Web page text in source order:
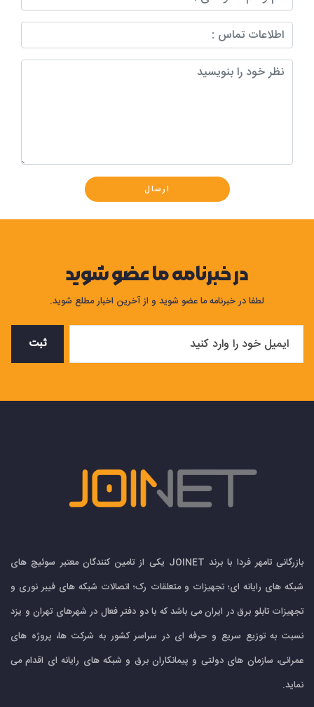
ارسال
در خبرنامه ما عضو شوید
لطفا در خبرنامه ما عضو شوید و از آخرین اخبار مطلع شوید.
ثبت
بازرگانی تامهر فردا با برند JOINET یکی از تامین کنندگان معتبر سوئیچ های
شبکه های رایانه ای؛ تجهیزات و متعلقات رک؛ اتصالات شبکه های فیبر نوری و
تجهیزات تابلو برق در ایران می باشد که با دو دفتر فعال در شهرهای تهران و یزد
نسبت به توزیع سریع و حرفه ای در سراسر کشور به شرکت ها، پروژه های
عمرانی، سازمان های دولتی و پیمانکاران برق و شبکه های رایانه ای اقدام می
نماید.